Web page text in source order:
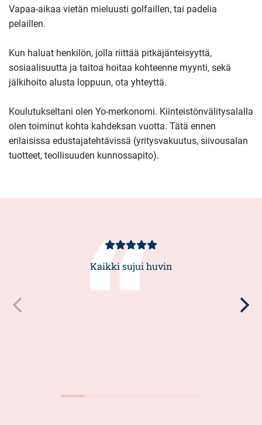
Vapaa-aikaa vietän mieluusti golfaillen, tai padelia
pelaillen.
Kun haluat henkilön, jolla riittää pitkäjänteisyyttä,
sosiaalisuutta ja taitoa hoitaa kohteenne myynti, sekä
jälkihoito alusta loppuun, ota yhteyttä.
Koulutukseltani olen Yo-merkonomi. Kiinteistönvälitysalalla
olen toiminut kohta kahdeksan vuotta. Tätä ennen
erilaisissa edustajatehtävissä (yritysvakuutus, siivousalan
tuotteet, teollisuuden kunnossapito).
Asiakasarvio
5/5
Kaikki sujui huvin